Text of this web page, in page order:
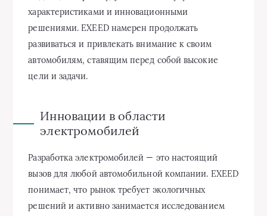
характеристиками и инновационными
решениями. EXEED намерен продолжать
развиваться и привлекать внимание к своим
автомобилям, ставящим перед собой высокие
цели и задачи.
Инновации в области
электромобилей
Разработка электромобилей — это настоящий
вызов для любой автомобильной компании. EXEED
понимает, что рынок требует экологичных
решений и активно занимается исследованием